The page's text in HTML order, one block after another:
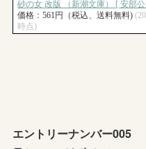
エントリーナンバー005